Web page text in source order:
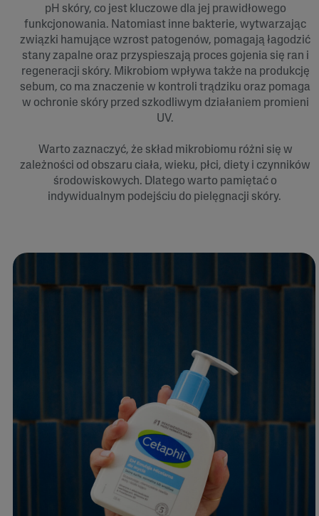
pH skóry, co jest kluczowe dla jej prawidłowego
funkcjonowania. Natomiast inne bakterie, wytwarzając
związki hamujące wzrost patogenów, pomagają łagodzić
stany zapalne oraz przyspieszają proces gojenia się ran i
regeneracji skóry. Mikrobiom wpływa także na produkcję
sebum, co ma znaczenie w kontroli trądziku oraz pomaga
w ochronie skóry przed szkodliwym działaniem promieni
UV.
Warto zaznaczyć, że skład mikrobiomu różni się w
zależności od obszaru ciała, wieku, płci, diety i czynników
środowiskowych. Dlatego warto pamiętać o
indywidualnym podejściu do pielęgnacji skóry.